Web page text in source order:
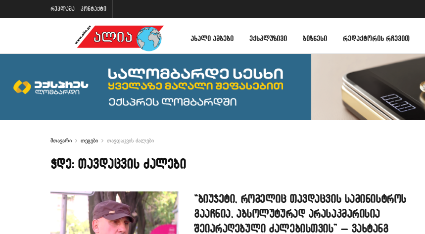
რეკლამა კონტაქტი
ᲐᲮᲐᲚᲘ ᲐᲛᲑᲔᲑᲘ ᲔᲥᲡᲙᲚᲣᲖᲘᲕᲘ ᲑᲘᲖᲜᲔᲡᲘ ᲠᲔᲓᲐᲥᲢᲝᲠᲘᲡ ᲠᲩᲔᲕᲘᲗ
მთავარი თეგები თავდაცვის ძალები
ჭდე: თავდაცვის ძალები
“ბიუჯეტი, რომელიც თავდაცვის სამინისტროს
გააჩნია, აბსოლუტურად არასაკმარისია
შეიარაღებული ძალებისთვის” – ვახტანგ